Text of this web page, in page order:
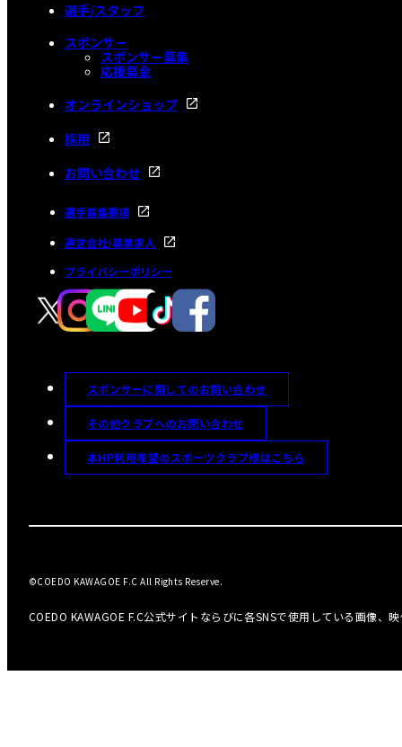
選手/スタッフ
スポンサー
スポンサー募集
応援募金
オンラインショップ
採用
お問い合わせ
選手募集要項
運営会社/募集求人
プライバシーポリシー
スポンサーに関してのお問い合わせ
その他クラブへのお問い合わせ
本HP利用希望のスポーツクラブ様はこちら
COEDO KAWAGOE F.C公式サイトならびに各SNSで使用している画像、
©COEDO KAWAGOE F.C All Rights Reserve.